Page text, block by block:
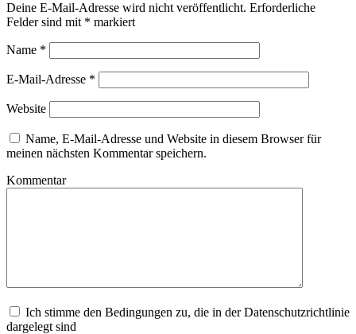
Deine E-Mail-Adresse wird nicht veröffentlicht. Erforderliche
Felder sind mit * markiert
Name *
E-Mail-Adresse *
Website
Name, E-Mail-Adresse und Website in diesem Browser für
meinen nächsten Kommentar speichern.
Kommentar
Ich stimme den Bedingungen zu, die in der Datenschutzrichtlinie
dargelegt sind